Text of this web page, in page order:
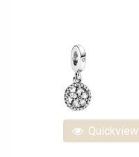
Quickview